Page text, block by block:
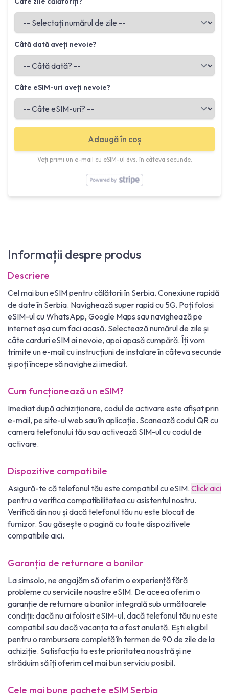
Câtă dată aveți nevoie?
Câte eSIM-uri aveți nevoie?
Adaugă în coș
Veți primi un e-mail cu eSIM-ul dvs. în câteva secunde.
Informații despre produs
Descriere
Cel mai bun eSIM pentru călătorii în Serbia. Conexiune rapidă
de date în Serbia. Navighează super rapid cu 5G. Poți folosi
eSIM-ul cu WhatsApp, Google Maps sau navighează pe
internet așa cum faci acasă. Selectează numărul de zile și
câte carduri eSIM ai nevoie, apoi apasă cumpără. Îți vom
trimite un e-mail cu instrucțiuni de instalare în câteva secunde
și poți începe să navighezi imediat.
Cum funcționează un eSIM?
Imediat după achiziționare, codul de activare este afișat prin
e-mail, pe site-ul web sau în aplicație. Scanează codul QR cu
camera telefonului tău sau activează SIM-ul cu codul de
activare.
Dispozitive compatibile
Asigură-te că telefonul tău este compatibil cu eSIM. Click aici
pentru a verifica compatibilitatea cu asistentul nostru.
Verifică din nou și dacă telefonul tău nu este blocat de
furnizor. Sau găsește o pagină cu toate dispozitivele
compatibile aici.
Garanția de returnare a banilor
La simsolo, ne angajăm să oferim o experiență fără
probleme cu serviciile noastre eSIM. De aceea oferim o
garanție de returnare a banilor integrală sub următoarele
condiții: dacă nu ai folosit eSIM-ul, dacă telefonul tău nu este
compatibil sau dacă vacanța ta a fost anulată. Ești eligibil
pentru o rambursare completă în termen de 90 de zile de la
achiziție. Satisfacția ta este prioritatea noastră și ne
străduim să îți oferim cel mai bun serviciu posibil.
Cele mai bune pachete eSIM Serbia